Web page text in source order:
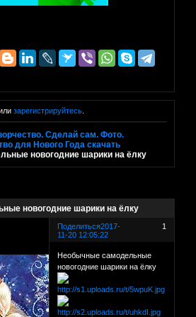
зарегистрируйтесь.
Сделай сам. Фото.
для Нового Года скачать
новогодние шарики на ёлку
новогодние шарики на ёлку
Поделиться 1
2017-
11-20 12:05:22
Необычные самодельные
новогодние шарики на ёлку